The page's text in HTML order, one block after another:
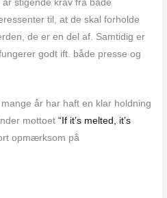
stigende krav fra både
til, at de skal forholde
de er en del af. Samtidig er
godt ift. både presse og
år har haft en klar holdning
mottoet“If it’s melted, it’s
opmærksom på